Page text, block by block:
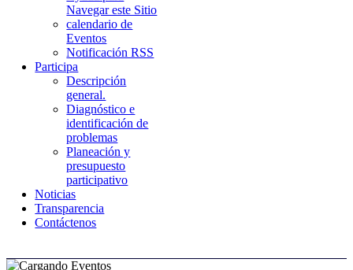
Navegar este Sitio
calendario de
Eventos
Notificación RSS
Participa
Descripción
general.
Diagnóstico e
identificación de
problemas
Planeación y
presupuesto
participativo
Noticias
Transparencia
Contáctenos